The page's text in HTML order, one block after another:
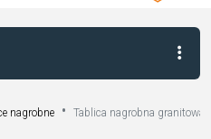
nagrobne Tablica nagrobna granitowa